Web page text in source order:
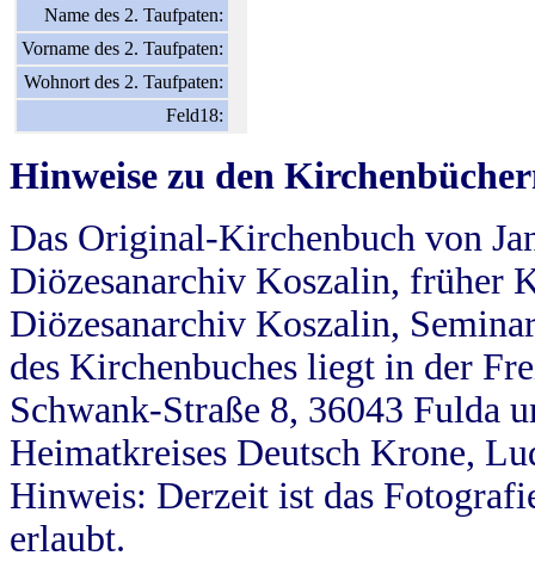
Name des 2. Taufpaten:
Vorname des 2. Taufpaten:
Wohnort des 2. Taufpaten:
Feld18:
Hinweise zu den
Das Original-Kirchenbuch von
Diözesanarchiv Koszalin, früher
Diözesanarchiv Koszalin,
des Kirchenbuches liegt in der
Schwank-Straße 8, 36043 Fulda
Heimatkreises Deutsch Krone,
Hinweis: Derzeit ist das
erlaubt.